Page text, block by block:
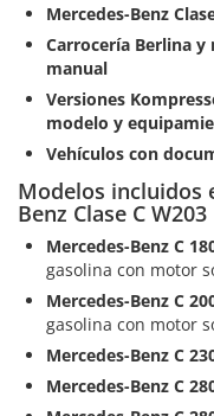
Mercedes-Benz
Carrocería Berlina
manual
Versiones
modelo y
Vehículos con
Modelos incluidos
Benz Clase C W203
Mercedes-Benz C
gasolina con motor
Mercedes-Benz C
gasolina con motor
Mercedes-Benz C
Mercedes-Benz C